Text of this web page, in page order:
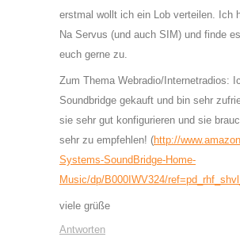
erstmal wollt ich ein Lob verteilen. Ich
Na Servus (und auch SIM) und finde
euch gerne zu.
Zum Thema Webradio/Internetradios:
Soundbridge gekauft und bin sehr
sie sehr gut konfigurieren und sie
sehr zu empfehlen! (http://
Systems-SoundBridge-Home-
Music/dp/B000IWV324/
viele grüße
Antworten